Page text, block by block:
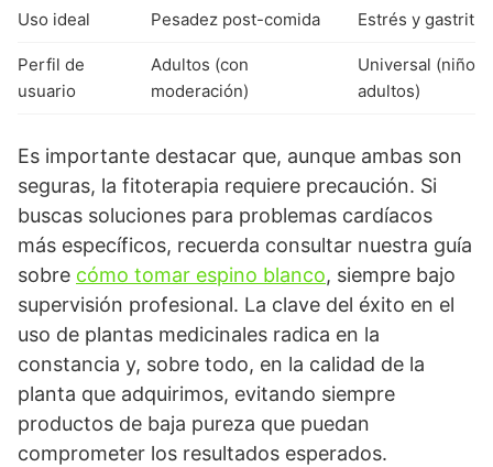
Uso ideal Pesadez post-comida Estrés y gastritis
Perfil de
usuario
Adultos (con
moderación)
Universal (niños
adultos)
Es importante destacar que, aunque ambas son
seguras, la fitoterapia requiere precaución. Si
buscas soluciones para problemas cardíacos
más específicos, recuerda consultar nuestra guía
sobre cómo tomar espino blanco, siempre bajo
supervisión profesional. La clave del éxito en el
uso de plantas medicinales radica en la
constancia y, sobre todo, en la calidad de la
planta que adquirimos, evitando siempre
productos de baja pureza que puedan
comprometer los resultados esperados.